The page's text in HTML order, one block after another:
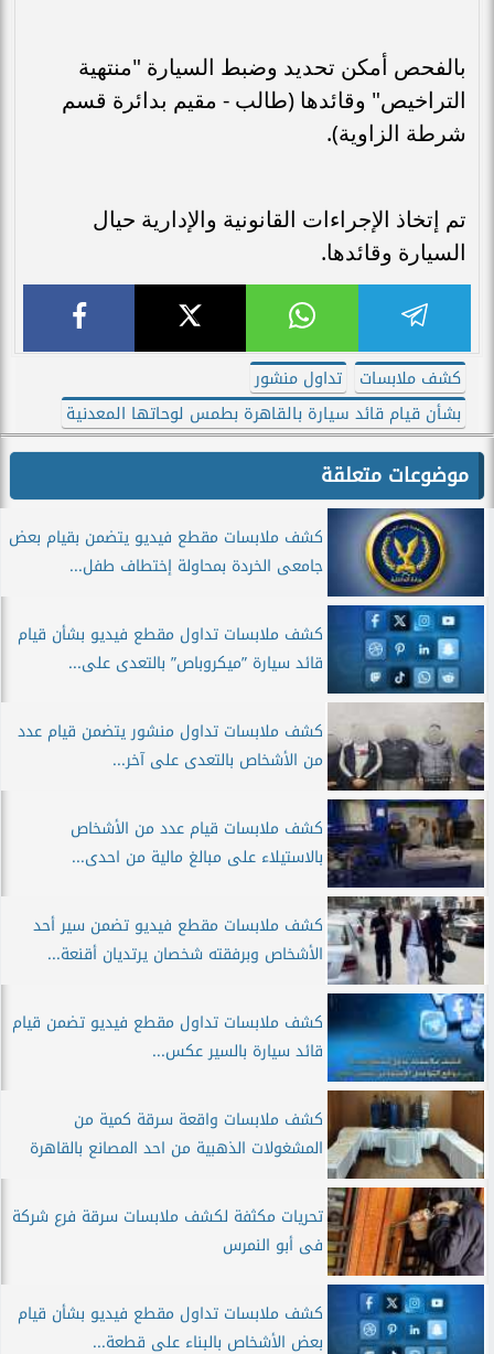
بالفحص أمكن تحديد وضبط السيارة "منتهية
التراخيص" وقائدها (طالب - مقيم بدائرة قسم
شرطة الزاوية).
تم إتخاذ الإجراءات القانونية والإدارية حيال
السيارة وقائدها.
كشف ملابسات
تداول منشور
بشأن قيام قائد سيارة بالقاهرة بطمس لوحاتها المعدنية
موضوعات متعلقة
كشف ملابسات مقطع فيديو يتضمن بقيام بعض
جامعى الخردة بمحاولة إختطاف طفل...
كشف ملابسات تداول مقطع فيديو بشأن قيام
قائد سيارة ”ميكروباص” بالتعدى على...
كشف ملابسات تداول منشور يتضمن قيام عدد
من الأشخاص بالتعدى على آخر...
كشف ملابسات قيام عدد من الأشخاص
بالاستيلاء على مبالغ مالية من احدى...
كشف ملابسات مقطع فيديو تضمن سير أحد
الأشخاص وبرفقته شخصان يرتديان أقنعة...
كشف ملابسات تداول مقطع فيديو تضمن قيام
قائد سيارة بالسير عكس...
كشف ملابسات واقعة سرقة كمية من
المشغولات الذهبية من احد المصانع بالقاهرة
تحريات مكثفة لكشف ملابسات سرقة فرع شركة
فى أبو النمرس
كشف ملابسات تداول مقطع فيديو بشأن قيام
بعض الأشخاص بالبناء على قطعة...